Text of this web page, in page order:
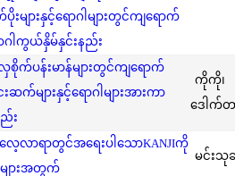
များနှင့်ရောဂါများတွင်ကျရောက်
ါကွယ်နှိမ်နှင်းနည်း
လှစိုက်ပန်းမာန်များတွင်ကျရောက်
များနှင့်ရောဂါများအားကာ
း
ကိုကို၊
ဒေါက်တ
ေ့လာရာတွင်အရေးပါသောKANJIကို
ျားအတွက်
မင်းသုခ